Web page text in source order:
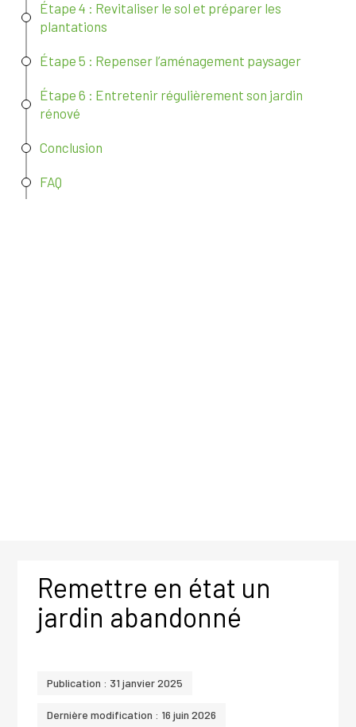
Étape 4 : Revitaliser le sol et préparer les
plantations
Étape 5 : Repenser l’aménagement paysager
Étape 6 : Entretenir régulièrement son jardin
rénové
Conclusion
FAQ
Remettre en état un
jardin abandonné
Publication : 31 janvier 2025
Dernière modification : 16 juin 2026